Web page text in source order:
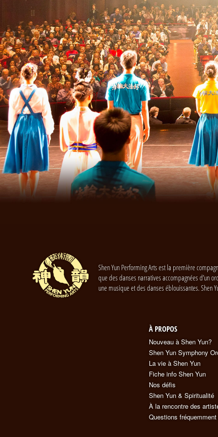
Joyeux anniversaire, Amérique !
Shen Yun Performing Arts est la première
que des danses narratives accompagnées d’un
une musique et des danses éblouissantes.
À PROPOS
Nouveau à Shen Yun?
Shen Yun Symphony
La vie à Shen Yun
Fiche info Shen Yun
Nos défis
Shen Yun & Spiritualité
À la rencontre des
Questions